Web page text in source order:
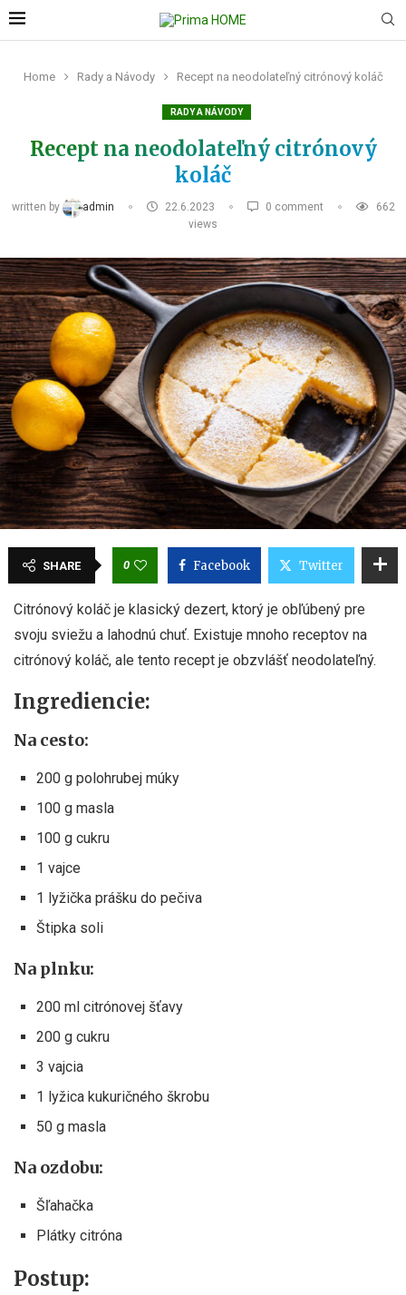
Home Rady a Návody Recept na neodolateľný citrónový koláč
RADY A NÁVODY
Recept na neodolateľný citrónový
koláč
written by admin 22.6.2023 0 comment
662
views
SHARE 0 Facebook Twitter
Citrónový koláč je klasický dezert, ktorý je obľúbený pre
svoju sviežu a lahodnú chuť. Existuje mnoho receptov na
citrónový koláč, ale tento recept je obzvlášť neodolateľný.
Ingrediencie:
Na cesto:
200 g polohrubej múky
100 g masla
100 g cukru
1 vajce
1 lyžička prášku do pečiva
Štipka soli
Na plnku:
200 ml citrónovej šťavy
200 g cukru
3 vajcia
1 lyžica kukuričného škrobu
50 g masla
Na ozdobu:
Šľahačka
Plátky citróna
Postup: